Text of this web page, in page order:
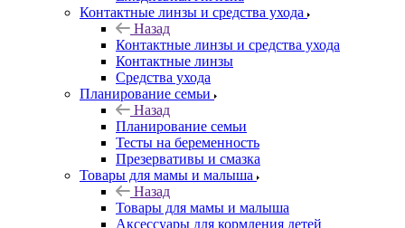
Контактные линзы и средства ухода
Назад
Контактные линзы и средства ухода
Контактные линзы
Средства ухода
Планирование семьи
Назад
Планирование семьи
Тесты на беременность
Презервативы и смазка
Товары для мамы и малыша
Назад
Товары для мамы и малыша
Аксессуары для кормления детей